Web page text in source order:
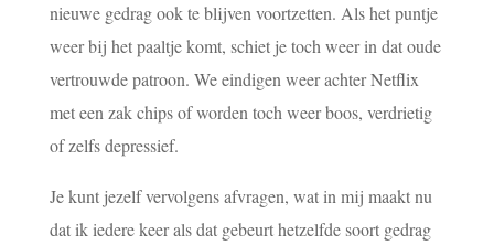
nieuwe gedrag ook te blijven voortzetten. Als het puntje
weer bij het paaltje komt, schiet je toch weer in dat oude
vertrouwde patroon. We eindigen weer achter Netflix
met een zak chips of worden toch weer boos, verdrietig
of zelfs depressief.
Je kunt jezelf vervolgens afvragen, wat in mij maakt nu
dat ik iedere keer als dat gebeurt hetzelfde soort gedrag